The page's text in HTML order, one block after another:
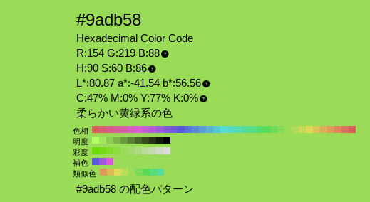
#9adb58
Hexadecimal Color Code
R:154 G:219 B:88
H:90 S:60 B:86
L*:80.87 a*:-41.54 b*:56.56
C:47% M:0% Y:77% K:0%
柔らかい黄緑系の色
色相
明度
彩度
補色
類似色
#9adb58 の配色パターン